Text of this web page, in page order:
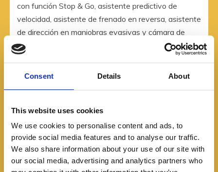
Consent Details About
This website uses cookies
We use cookies to personalise content and ads, to
provide social media features and to analyse our traffic.
We also share information about your use of our site with
our social media, advertising and analytics partners who
con función Stop & Go, asistente predictivo de
velocidad, asistente de frenado en reversa, asistente
de dirección en maniobras evasivas y cámara de
visión 360°.
Por dentro trae una nueva pantalla táctil de 13.2”
controles de audio. En las versiones ST-Line podrá
contar con asientos tapizados en cuero y costuras
rojas.
Podrá equipar un panel digital de 12.3”, conexión